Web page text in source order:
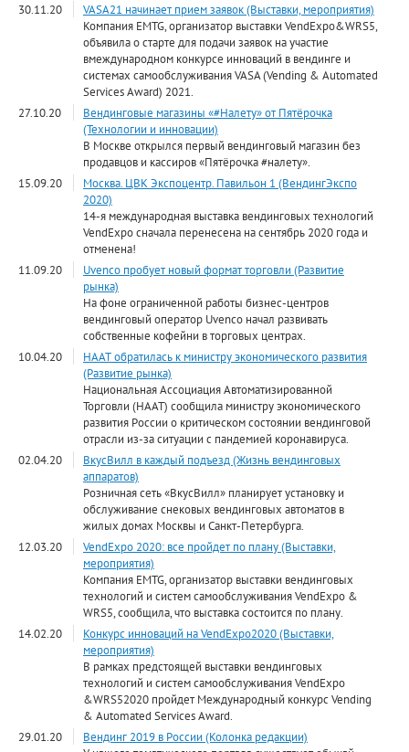
30.11.20
VASA21 начинает прием заявок (Выставки, мероприятия)
Компания EMTG, организатор выставки VendExpo&WRS5,
объявила о старте для подачи заявок на участие
вмеждународном конкурсе инноваций в вендинге и
системах самообслуживания VASA (Vending & Automated
Services Award) 2021.
27.10.20
Вендинговые магазины «#Налету» от Пятёрочка
(Технологии и инновации)
В Москве открылся первый вендинговый магазин без
продавцов и кассиров «Пятёрочка #налету».
15.09.20
Москва. ЦВК Экспоцентр. Павильон 1 (ВендингЭкспо
2020)
14-я международная выставка вендинговых технологий
VendExpo сначала перенесена на сентябрь 2020 года и
отменена!
11.09.20
Uvenco пробует новый формат торговли (Развитие
рынка)
На фоне ограниченной работы бизнес-центров
вендинговый оператор Uvenco начал развивать
собственные кофейни в торговых центрах.
10.04.20
НААТ обратилась к министру экономического развития
(Развитие рынка)
Национальная Ассоциация Автоматизированной
Торговли (НААТ) сообщила министру экономического
развития России о критическом состоянии вендинговой
отрасли из-за ситуации с пандемией коронавируса.
02.04.20
ВкусВилл в каждый подъезд (Жизнь вендинговых
аппаратов)
Розничная сеть «ВкусВилл» планирует установку и
обслуживание снековых вендинговых автоматов в
жилых домах Москвы и Санкт-Петербурга.
12.03.20
VendExpo 2020: все пройдет по плану (Выставки,
мероприятия)
Компания EMTG, организатор выставки вендинговых
технологий и систем самообслуживания VendExpo &
WRS5, сообщила, что выставка состоится по плану.
14.02.20
Конкурс инноваций на VendExpo2020 (Выставки,
мероприятия)
В рамках предстоящей выставки вендинговых
технологий и систем самообслуживания VendExpo
&WRS52020 пройдет Международный конкурс Vending
& Automated Services Award.
29.01.20
Вендинг 2019 в России (Колонка редакции)